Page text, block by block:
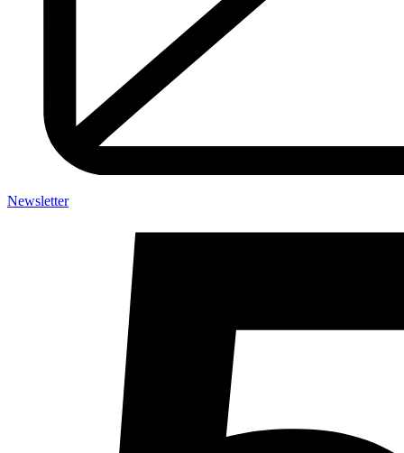
Newsletter